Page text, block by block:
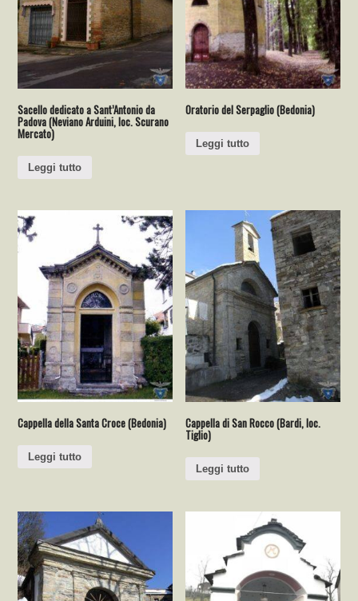
Sacello dedicato a Sant’Antonio da
Padova (Neviano Arduini, loc. Scurano
Mercato)
Leggi tutto
Oratorio del Serpaglio (Bedonia)
Leggi tutto
Cappella della Santa Croce (Bedonia)
Leggi tutto
Cappella di San Rocco (Bardi, loc.
Tiglio)
Leggi tutto